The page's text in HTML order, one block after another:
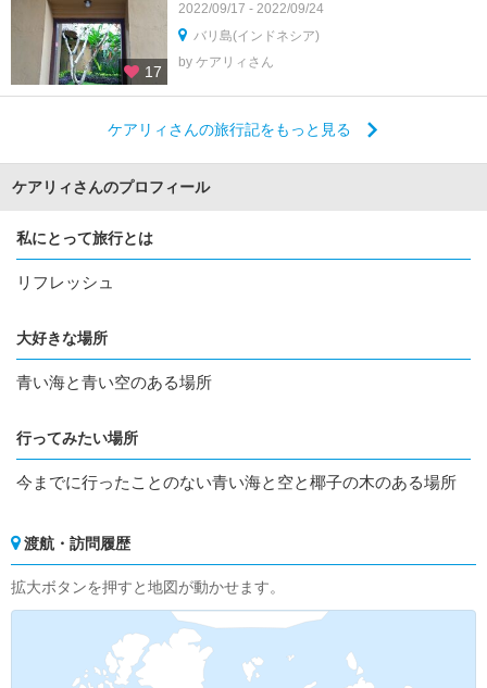
17
2022/09/17 - 2022/09/24
バリ島(インドネシア)
by ケアリィさん
ケアリィさんの旅行記をもっと見る
ケアリィさんのプロフィール
私にとって旅行とは
リフレッシュ
大好きな場所
青い海と青い空のある場所
行ってみたい場所
今までに行ったことのない青い海と空と椰子の木のある場所
渡航・訪問履歴
拡大ボタンを押すと地図が動かせます。